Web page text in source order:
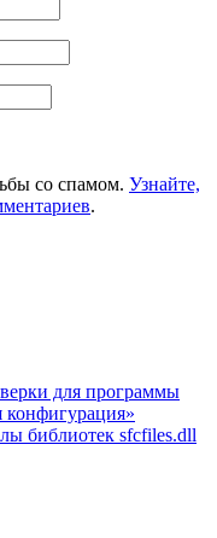
со спамом. Узнайте,
.
для программы
конфигуpация»
библиотек sfcfiles.dll